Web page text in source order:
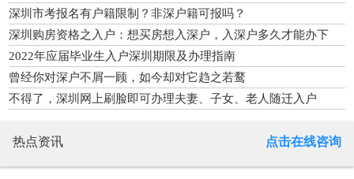
深圳市考报名有户籍限制？非深户籍可报吗？
深圳购房资格之入户：想买房想入深户，入深户多久才能办下
来？
2022年应届毕业生入户深圳期限及办理指南
曾经你对深户不屑一顾，如今却对它趋之若鹜
不得了，深圳网上刷脸即可办理夫妻、子女、老人随迁入户
热点资讯 点击在线咨询